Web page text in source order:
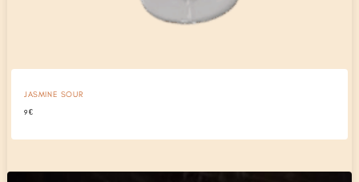
JASMINE SOUR
9 €